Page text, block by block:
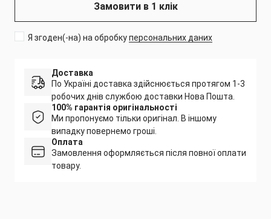
Замовити в 1 клік
Я згоден(-на) на обробкуперсональних даних
Доставка
По Україні доставка здійснюється протягом 1-3
робочих днів службою доставки Нова Пошта.
100% гарантія оригінальності
Ми пропонуємо тільки оригінал. В іншому
випадку повернемо гроші.
Оплата
Замовлення оформляється після повної оплати
товару.